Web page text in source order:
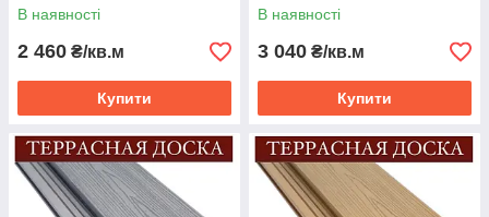
В наявності
2 460 ₴/кв.м
Купити
В наявності
3 040 ₴/кв.м
Купити